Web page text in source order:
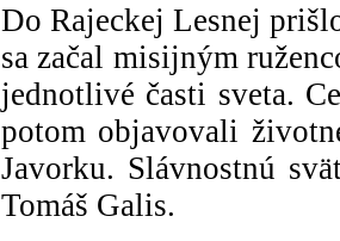
Do Rajeckej Lesnej
sa začal misijným
jednotlivé časti sveta.
potom objavovali
Javorku. Slávnostnú
Tomáš Galis.